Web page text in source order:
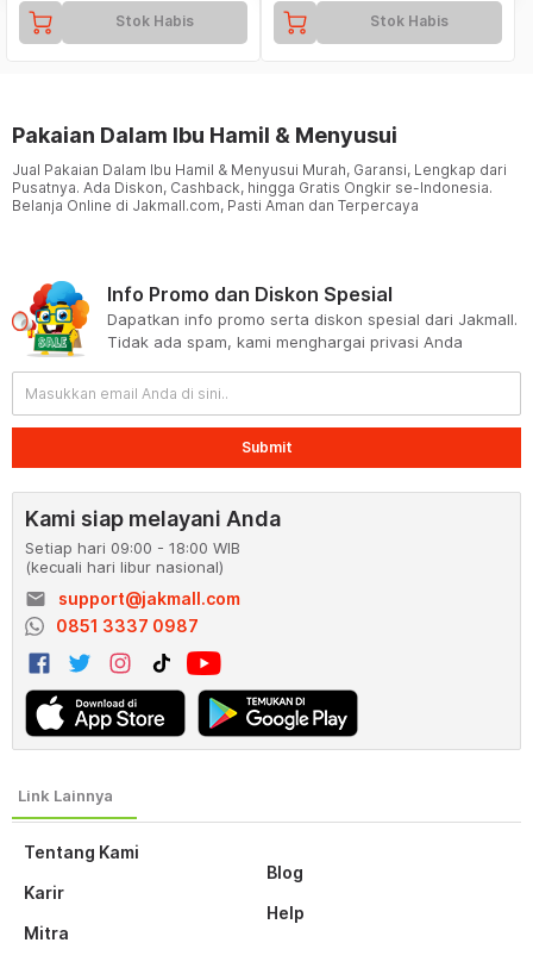
Stok Habis Stok Habis
Pakaian Dalam Ibu Hamil & Menyusui
Jual Pakaian Dalam Ibu Hamil & Menyusui Murah, Garansi, Lengkap dari
Pusatnya. Ada Diskon, Cashback, hingga Gratis Ongkir se-Indonesia.
Belanja Online di Jakmall.com, Pasti Aman dan Terpercaya
Tentang Kami
Karir
Mitra
Blog
Help
Info Promo dan Diskon Spesial
Dapatkan info promo serta diskon spesial dari Jakmall.
Tidak ada spam, kami menghargai privasi Anda
Submit
Kami siap melayani Anda
Setiap hari 09:00 - 18:00 WIB
(kecuali hari libur nasional)
email
support@jakmall.com
0851 3337 0987